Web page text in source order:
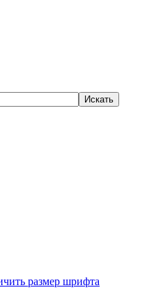
размер шрифта